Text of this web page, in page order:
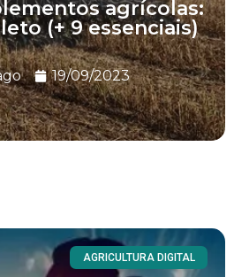
agrícolas:
(+ 9 essenciais)
19/09/2023
AGRICULTURA DIGITAL